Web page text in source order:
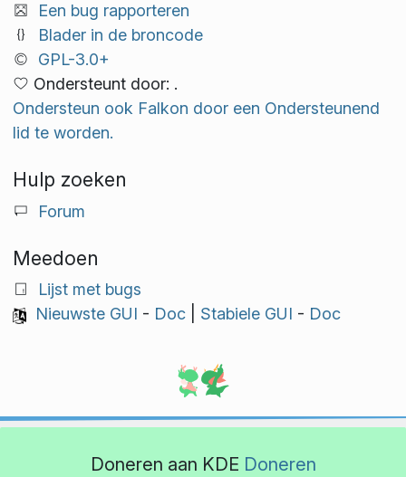
Een bug rapporteren
Blader in de broncode
GPL-3.0+
Ondersteunt door: .
Ondersteun ook Falkon door een Ondersteunend
lid te worden.
Hulp zoeken
Forum
Meedoen
Lijst met bugs
Nieuwste GUI - Doc| Stabiele GUI - Doc
Doneren aan KDE Doneren